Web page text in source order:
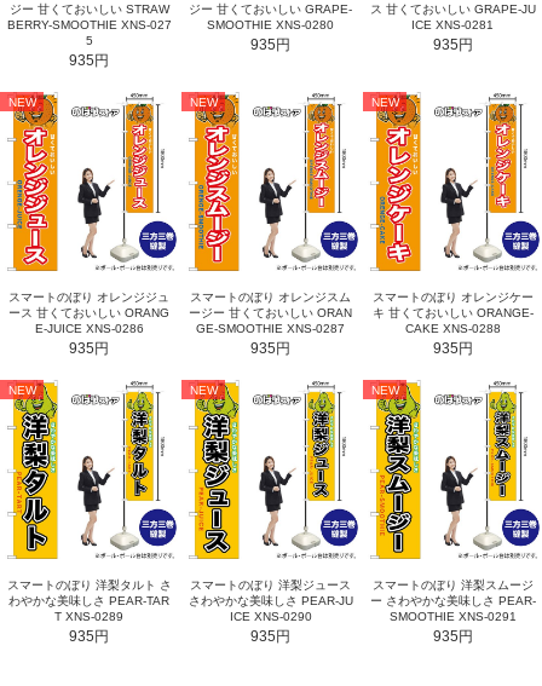
ジー 甘くておいしい STRAW
BERRY-SMOOTHIE XNS-027
5
935円
ジー 甘くておいしい GRAPE-
SMOOTHIE XNS-0280
935円
ス 甘くておいしい GRAPE-JU
ICE XNS-0281
935円
NEW
スマートのぼり オレンジジュ
ース 甘くておいしい ORANG
E-JUICE XNS-0286
935円
NEW
スマートのぼり オレンジスム
ージー 甘くておいしい ORAN
GE-SMOOTHIE XNS-0287
935円
NEW
スマートのぼり オレンジケー
キ 甘くておいしい ORANGE-
CAKE XNS-0288
935円
NEW
スマートのぼり 洋梨タルト さ
わやかな美味しさ PEAR-TAR
T XNS-0289
935円
NEW
スマートのぼり 洋梨ジュース
さわやかな美味しさ PEAR-JU
ICE XNS-0290
935円
NEW
スマートのぼり 洋梨スムージ
ー さわやかな美味しさ PEAR-
SMOOTHIE XNS-0291
935円